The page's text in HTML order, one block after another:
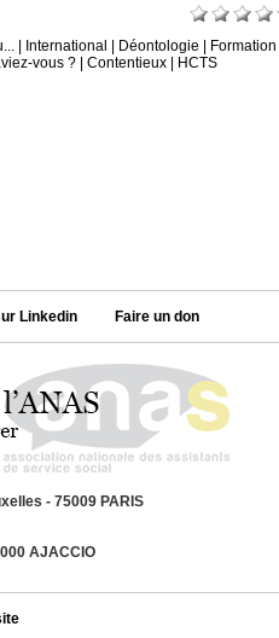
International Déontologie Formation
vous ? |Contentieux HCTS
Linkedin Faire un don
- 75009 PARIS
AJACCIO